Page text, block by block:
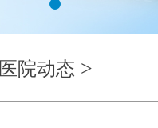
医院动态 >